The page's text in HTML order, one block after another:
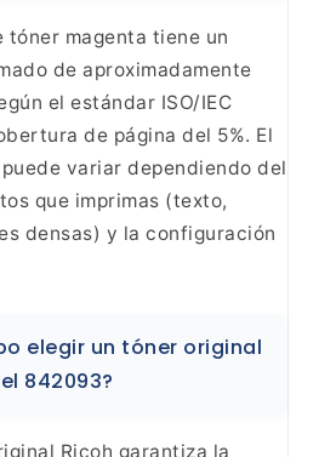
tóner magenta tiene un
de aproximadamente
el estándar ISO/IEC
de página del 5%. El
variar dependiendo del
que imprimas (texto,
densas) y la configuración
elegir un tóner original
842093?
Ricoh garantiza la